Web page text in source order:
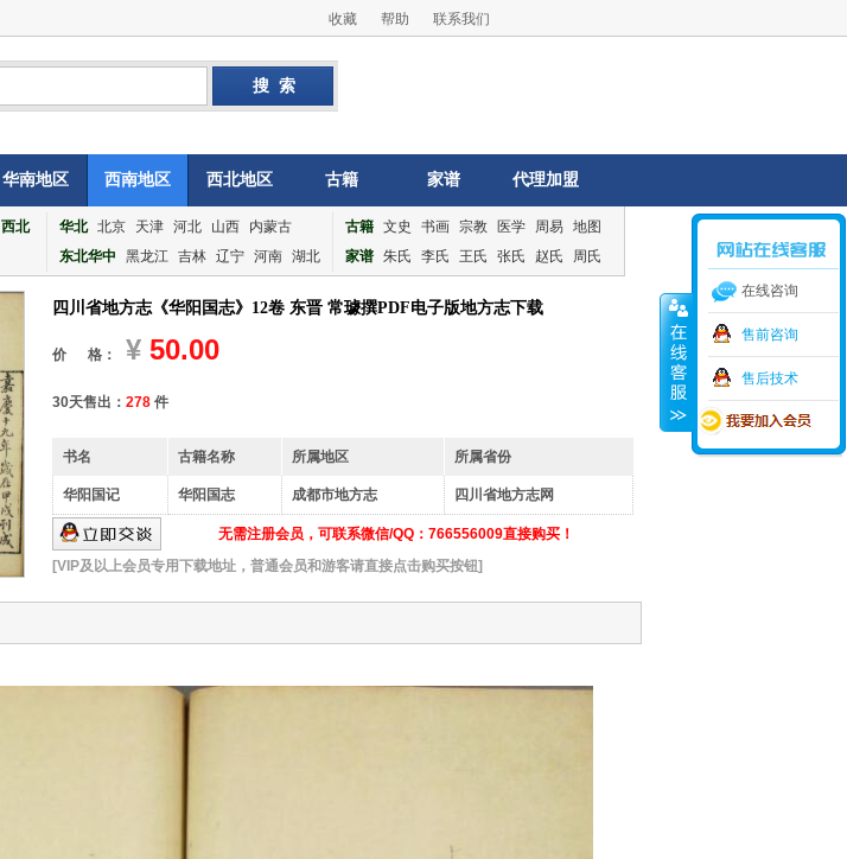
收藏 帮助 联系我们
华南地区 西南地区 西北地区 古籍 家谱 代理加盟
西北
华北 北京 天津 河北 山西
内蒙古
东北华中
黑龙江 吉林 辽宁 河南 湖北
古籍 文史 书画 宗教 医学 周易 地图
家谱 朱氏 李氏 王氏 张氏 赵氏 周氏
四川省地方志《华阳国志》12卷 东晋 常璩撰PDF电子版地方志下载
价 格： ¥ 50.00
30天售出： 278 件
书名 古籍名称 所属地区 所属省份
华阳国记 华阳国志 成都市地方志 四川省地方志网
无需注册会员，可联系微信/QQ：766556009直接购买！
[VIP及以上会员专用下载地址，普通会员和游客请直接点击购买按钮]
在线咨询
售前咨询
售后技术